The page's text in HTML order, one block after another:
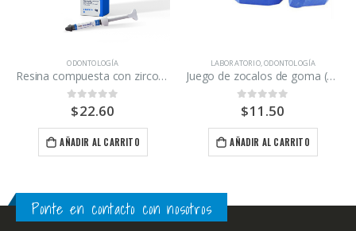
ODONTOLOGÍA
Resina compuesta con zirconia A2 Zirconfill
0out of 5
$22.60
AÑADIR AL CARRITO
LABORATORIO,ODONTOLOGÍA
Juego de zocalos de goma (6 unidades)
0out of 5
$11.50
AÑADIR AL CARRITO
Ponte en contacto con nosotros